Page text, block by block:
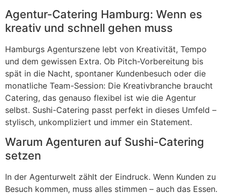
Agentur-Catering Hamburg: Wenn es
kreativ und schnell gehen muss
Hamburgs Agenturszene lebt von Kreativität, Tempo
und dem gewissen Extra. Ob Pitch-Vorbereitung bis
spät in die Nacht, spontaner Kundenbesuch oder die
monatliche Team-Session: Die Kreativbranche braucht
Catering, das genauso flexibel ist wie die Agentur
selbst. Sushi-Catering passt perfekt in dieses Umfeld –
stylisch, unkompliziert und immer ein Statement.
Warum Agenturen auf Sushi-Catering
setzen
In der Agenturwelt zählt der Eindruck. Wenn Kunden zu
Besuch kommen, muss alles stimmen – auch das Essen.